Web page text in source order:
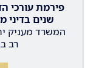
שנים בדיני
המשרד מעניק
רב